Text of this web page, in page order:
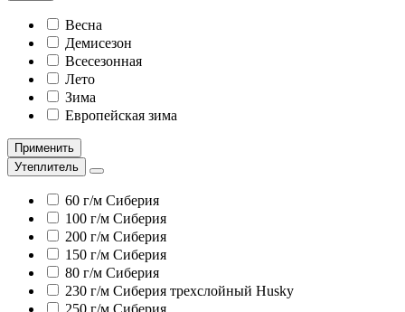
Весна
Демисезон
Всесезонная
Лето
Зима
Европейская зима
Применить
Утеплитель
60 г/м Сиберия
100 г/м Сиберия
200 г/м Сиберия
150 г/м Сиберия
80 г/м Сиберия
230 г/м Сиберия трехслойный Husky